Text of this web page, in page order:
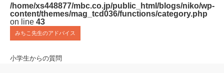
/home/xs448877/mbc.co.jp/public_html/blogs/niko/wp-
content/themes/mag_tcd036/functions/category.php
on line 43
みちこ先生のアドバイス
小学生からの質問